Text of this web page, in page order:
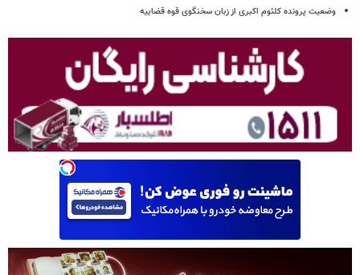
وضعیت پرونده کلثوم اکبری از زبان سخنگوی قوه قضاییه